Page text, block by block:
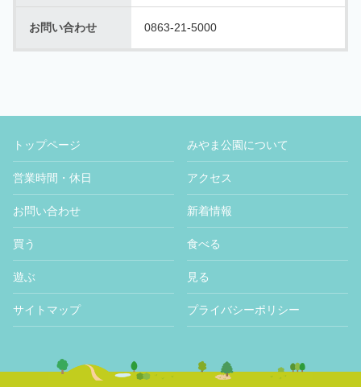
お問い合わせ 0863-21-5000
トップページ みやま公園について
営業時間・休日 アクセス
お問い合わせ 新着情報
買う 食べる
遊ぶ 見る
サイトマップ プライバシーポリシー